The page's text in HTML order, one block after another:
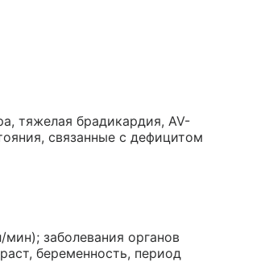
тяжелая брадикардия, AV-
связанные с дефицитом
заболевания органов
беременность, период